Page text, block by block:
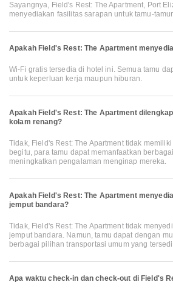
Sayangnya, Field's Rest: The Apartment, Port
menyediakan fasilitas sarapan untuk tamu-
Apakah Field's Rest: The Apartment
Wi-Fi gratis tersedia di hotel ini. Semua tamu
untuk keperluan kerja maupun hiburan.
Apakah Field's Rest: The Apartment
kolam renang?
Tidak, Field's Rest: The Apartment tidak
begitu, para tamu dapat memanfaatkan
meningkatkan pengalaman menginap mereka.
Apakah Field's Rest: The Apartment
jemput bandara?
Tidak, Field's Rest: The Apartment tidak
jemput bandara. Namun, tamu dapat dengan
berbagai pilihan transportasi umum yang
Apa waktu check-in dan check-out di Field's